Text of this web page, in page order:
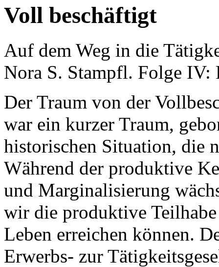
Voll beschäftigt
Auf dem Weg in die
Nora S. Stampfl. Folge IV:
Der Traum von der
war ein kurzer Traum,
historischen Situation, die
Während der produktive
und Marginalisierung
wir die produktive
Leben erreichen können.
Erwerbs- zur